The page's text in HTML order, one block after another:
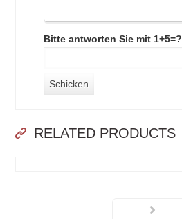
Bitte antworten Sie mit 1+5=?
RELATED PRODUCTS